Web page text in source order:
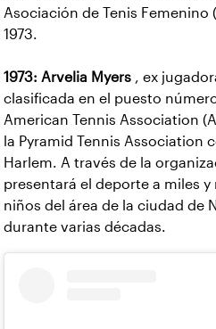
Asociación de Tenis Femenino
1973.
1973: Arvelia Myers , ex
clasificada en el puesto
American Tennis Association
la Pyramid Tennis Association
Harlem. A través de la
presentará el deporte a miles y
niños del área de la ciudad de
durante varias décadas.